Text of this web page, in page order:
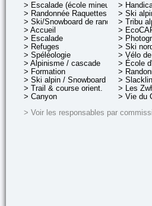
> Escalade (école mineurs)
> Randonnée Raquettes
> Ski/Snowboard de rando.
> Accueil
> Escalade
> Refuges
> Spéléologie
> Alpinisme / cascade
> Formation
> Ski alpin / Snowboard
> Trail & course orient.
> Canyon
>
> Ski
> Tribu
>
>
> Ski
> Vélo
> École
>
>
> Les
> Vie du
> Voir les responsables par